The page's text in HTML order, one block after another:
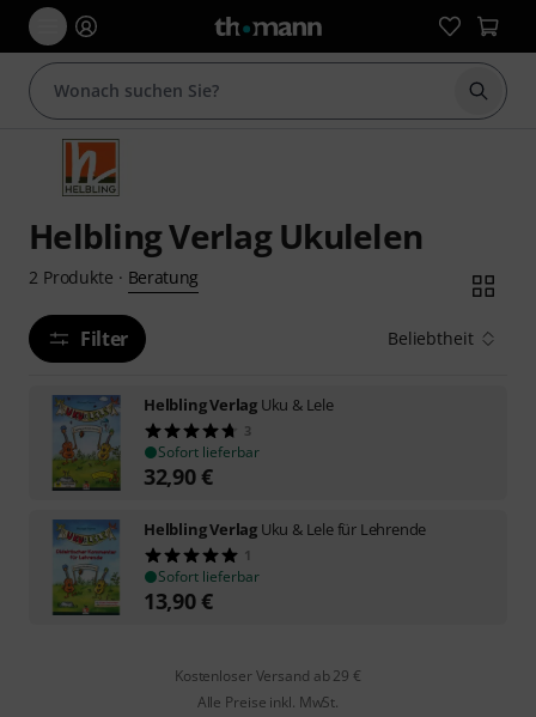
Suche
Helbling Verlag Ukulelen
2 Produkte · Beratung
Filter Beliebtheit
Helbling Verlag Uku & Lele
3
Sofort lieferbar
32,90€
Helbling Verlag Uku & Lele für Lehrende
1
Sofort lieferbar
13,90€
Kostenloser Versand ab 29 €
Alle Preise inkl. MwSt.